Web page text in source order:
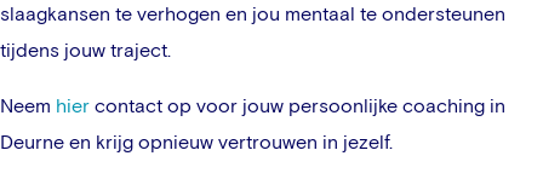
slaagkansen te verhogen en jou mentaal te ondersteunen
tijdens jouw traject.
Neem hier contact op voor jouw persoonlijke coaching in
Deurne en krijg opnieuw vertrouwen in jezelf.